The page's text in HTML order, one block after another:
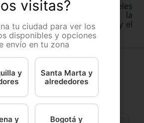
Su fórmula tiene niveles
para la asistencia en la
procesos de desnutrición y el
animales.
visitas?
tu ciudad para ver los
disponibles y opciones
envío en tu zona
y
Santa Marta y
alrededores
y
Bogotá y